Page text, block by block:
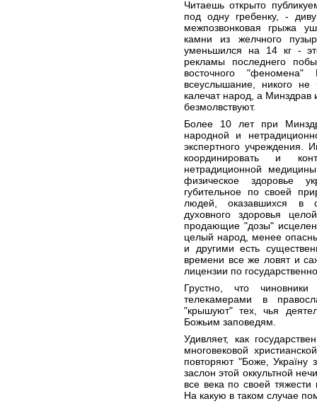
Читаешь открыто
под одну гребенку, -
межпозвонковая грыжа
камни из желчного
уменьшился на 14 кг -
рекламы последнего
восточного
всеуслышание, никого
калечат народ, а Минздрав
безмолвствуют.
Более 10 лет при
народной и
экспертного учреждения.
координировать и
нетрадиционной
физическое здоровье
губительное по своей
людей, оказавшихся в
духовного здоровья
продающие "дозы"
целый народ, менее
и другими есть
времени все же ловят и
лицензии по
Грустно, что
телекамерами в
"крышуют" тех, чья
Божьим заповедям.
Удивляет, как
многовековой
повторяют "Боже, Україну
заслон этой оккультной
все века по своей тяжести
На какую в таком случае